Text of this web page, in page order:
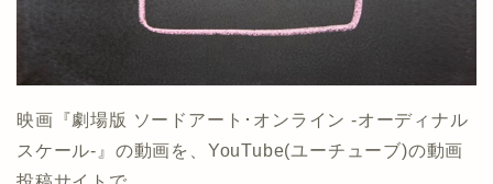
映画『劇場版 ソードアート･オンライン -オーディナル
スケール-』の動画を、YouTube(ユーチューブ)の動画